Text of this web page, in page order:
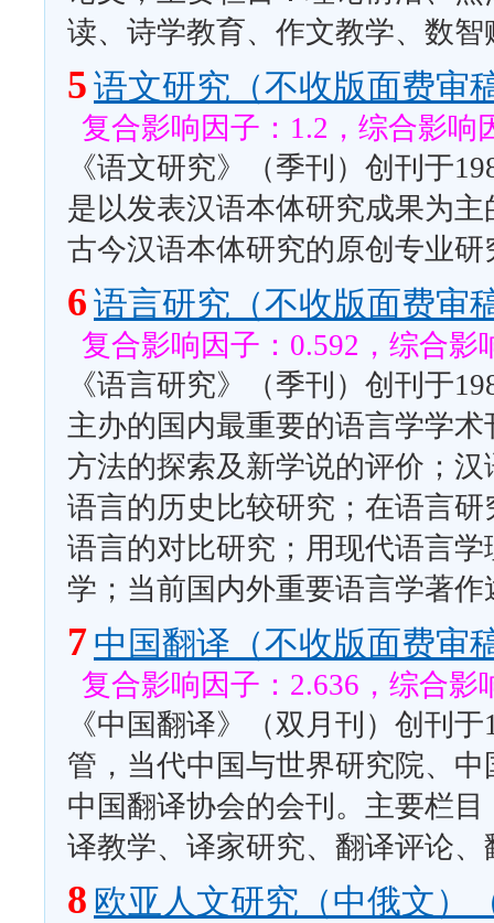
读、诗学教育、作文教学、数
5 语文研究（不收版面费审
复合影响因子：1.2，综合影响
《语文研究》（季刊）创刊于
是以发表汉语本体研究成果为
古今汉语本体研究的原创专业研
6 语言研究（不收版面费审
复合影响因子：0.592，综合影
《语言研究》（季刊）创刊于
主办的国内最重要的语言学学
方法的探索及新学说的评价；
语言的历史比较研究；在语言
语言的对比研究；用现代语言
学；当前国内外重要语言学著作
7 中国翻译（不收版面费审
复合影响因子：2.636，综合影
《中国翻译》（双月刊）创刊
管，当代中国与世界研究院、
中国翻译协会的会刊。主要栏
译教学、译家研究、翻译评论
8 欧亚人文研究（中俄文）